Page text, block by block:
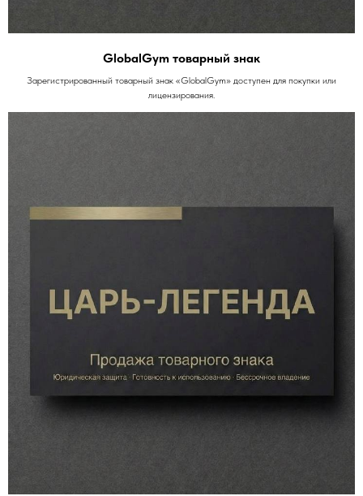
GlobalGym товарный знак
Зарегистрированный товарный знак «GlobalGym» доступен для покупки или
лицензирования.